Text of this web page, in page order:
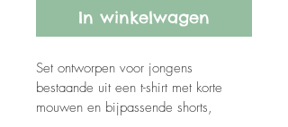
In winkelwagen
Set ontworpen voor jongens
bestaande uit een t-shirt met korte
mouwen en bijpassende shorts,